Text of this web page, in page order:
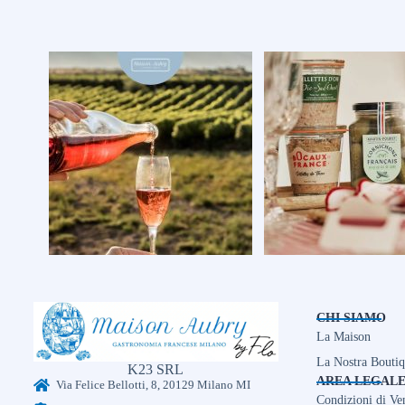
K23 SRL
Via Felice Bellotti, 8, 20129 Milano MI
CHI SIAMO
La Maison
La Nostra
AREA LEGALE
Condizioni di